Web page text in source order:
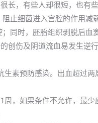
长，有些人却很短，也有
止细菌进入宫腔的作用
同时，胚胎组织剥脱后血
创伤及阴道流血易发生逆
素预防感染。出血超过
，如果条件不允许，最